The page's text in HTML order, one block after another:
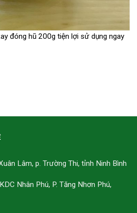
đóng hũ 200g tiện lợi sử dụng ngay
Lâm, p. Trường Thi, tỉnh Ninh Bình
Nhân Phú, P. Tăng Nhơn Phú,